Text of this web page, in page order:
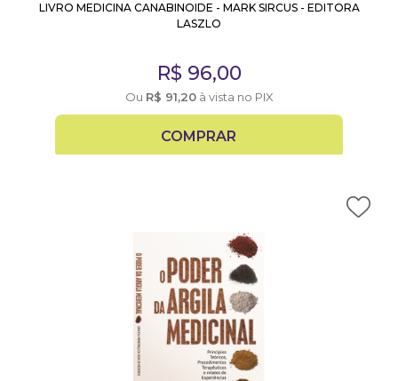
LIVRO MEDICINA CANABINOIDE - MARK SIRCUS - EDITORA
LASZLO
R$ 96,00
Ou R$ 91,20à vista no PIX
COMPRAR